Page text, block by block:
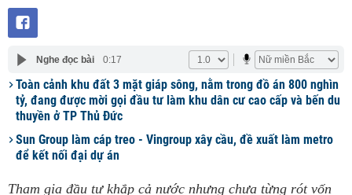
Nghe đọc bài 0:17
Toàn cảnh khu đất 3 mặt giáp sông, nằm trong đồ án 800 nghìn
tỷ, đang được mời gọi đầu tư làm khu dân cư cao cấp và bến du
thuyền ở TP Thủ Đức
Sun Group làm cáp treo - Vingroup xây cầu, đề xuất làm metro
để kết nối đại dự án
Tham gia đầu tư khắp cả nước nhưng chưa từng rót vốn